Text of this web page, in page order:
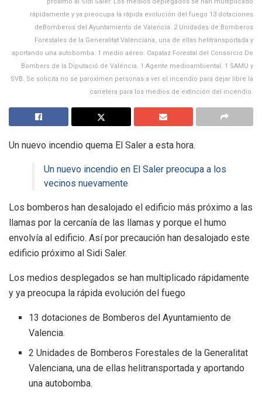
rápidamente y ya preocupa la rápida evolución del fuego 13 dotaciones
deBomberos del Ayuntamiento de Valencia. 2 Unidades de Bomberos
Forestales de la Generalitat Valenciana, una de ellas helitransportada y
aportando una autobomba. 1 medio aéreo. Capataz Forestal del Consorcio De
Bombers de la Diputació de Valéncia. 1 Agente medioambiental. 1 SAMU y
SVB. Se solicita no se paroximen personas a ver el incendio para dejar libre la
carretera para los medios de extinción del incendio.
Un nuevo incendio quema El Saler a esta hora.
Un nuevo incendio en El Saler preocupa a los
vecinos nuevamente
Los bomberos han desalojado el edificio más próximo a las
llamas por la cercanía de las llamas y porque el humo
envolvía al edificio. Así por precaución han desalojado este
edificio próximo al Sidi Saler.
Los medios desplegados se han multiplicado rápidamente
y ya preocupa la rápida evolución del fuego
13 dotaciones de Bomberos del Ayuntamiento de
Valencia.
2 Unidades de Bomberos Forestales de la Generalitat
Valenciana, una de ellas helitransportada y aportando
una autobomba.